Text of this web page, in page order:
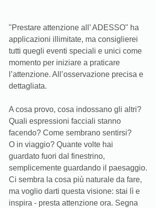
"Prestare attenzione all’ ADESSO" ha
applicazioni illimitate, ma consiglierei
tutti quegli eventi speciali e unici come
momento per iniziare a praticare
l’attenzione. All’osservazione precisa e
dettagliata.
A cosa provo, cosa indossano gli altri?
Quali espressioni facciali stanno
facendo? Come sembrano sentirsi?
O in viaggio? Quante volte hai
guardato fuori dal finestrino,
semplicemente guardando il paesaggio.
Ci sembra la cosa più naturale da fare,
ma voglio darti questa visione: stai lì e
inspira - presta attenzione ora. Segna